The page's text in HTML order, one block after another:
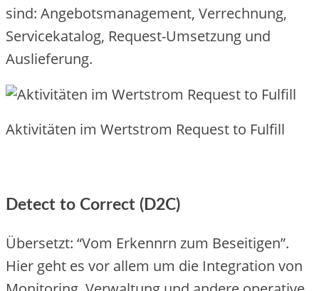
sind: Angebotsmanagement, Verrechnung,
Servicekatalog, Request-Umsetzung und
Auslieferung.
Aktivitäten im Wertstrom Request to Fulfill
Detect to Correct (D2C)
Übersetzt: “Vom Erkennrn zum Beseitigen”.
Hier geht es vor allem um die Integration von